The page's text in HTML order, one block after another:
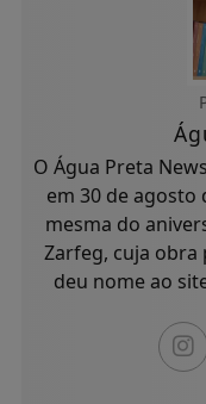
O Água Preta
em 30 de agosto
mesma do
Zarfeg, cuja obra
deu nome ao